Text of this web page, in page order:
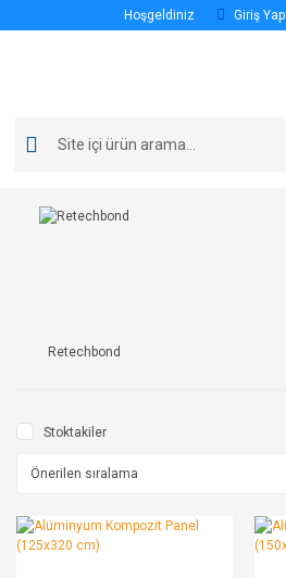
Hoşgeldiniz Giriş Yap
Retechbond
Stoktakiler